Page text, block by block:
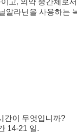
고, 의약 중간체로
라닌을 사용하는
간이 무엇입니까?
14-21 일.